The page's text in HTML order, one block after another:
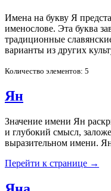
Имена на букву Я
именослове. Эта буква
традиционные
варианты из других
Количество элементов: 5
Ян
Значение имени Ян
и глубокий смысл,
выразительном имени.
Перейти к странице →